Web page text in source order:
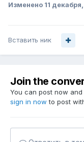
Изменено 11
Вставить ник
Join the
You can post now
sign in now to post